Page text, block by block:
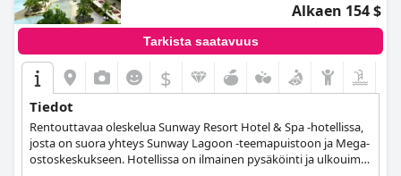
Alkaen 154 $
Tarkista saatavuus
$
Tiedot
Rentouttavaa oleskelua Sunway Resort Hotel & Spa -hotellissa,
josta on suora yhteys Sunway Lagoon -teemapuistoon ja Mega-
ostoskeskukseen. Hotellissa on ilmainen pysäköinti ja ulkouima-